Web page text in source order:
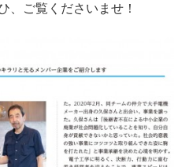
、ご覧くださいませ！